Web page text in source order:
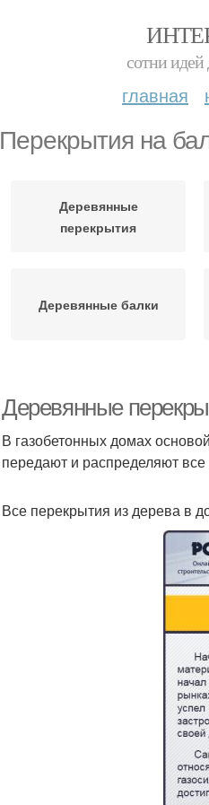
сотни идей
главная
Перекрытия на
Деревянные
перекрытия
Деревянные балки
Деревянные
В газобетонных домах
передают и распределяют
Все перекрытия из дерева в